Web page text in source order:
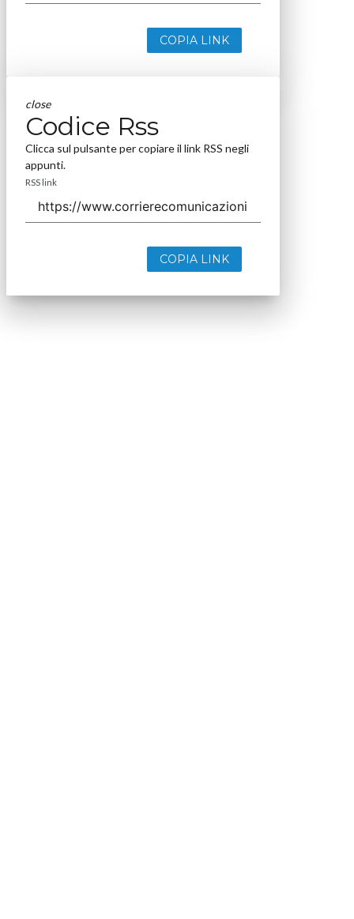
COPIA LINK
close
Codice Rss
Clicca sul pulsante per copiare il link RSS negli
appunti.
RSS link
COPIA LINK